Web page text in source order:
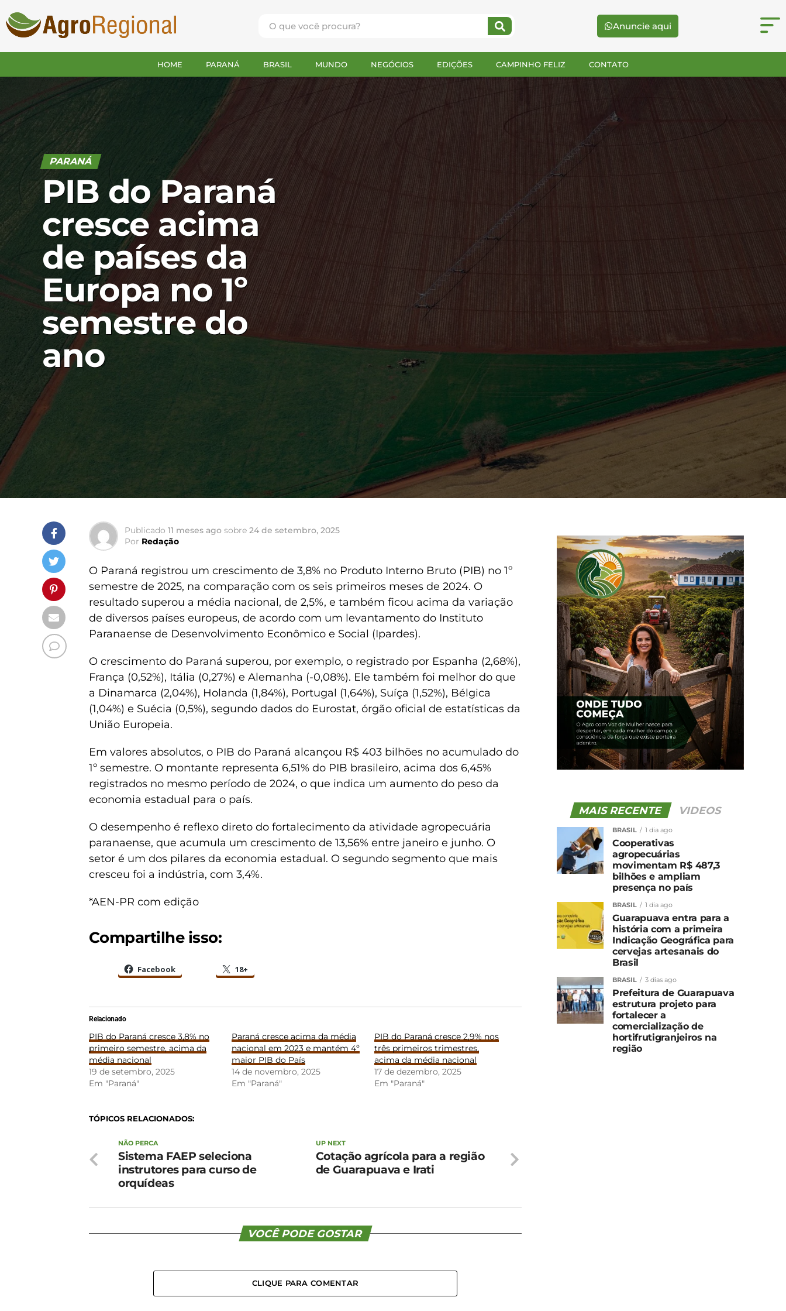
Anuncie aqui
HOME PARANÁ BRASIL MUNDO NEGÓCIOS EDIÇÕES CAMPINHO FELIZ CONTATO
PARANÁ
PIB do Paraná
cresce acima
de países da
Europa no 1º
semestre do
ano
Publicado 11 meses ago sobre 24 de setembro, 2025
Por Redação
O Paraná registrou um crescimento de 3,8% no Produto Interno Bruto (PIB) no 1º
semestre de 2025, na comparação com os seis primeiros meses de 2024. O
resultado superou a média nacional, de 2,5%, e também ficou acima da variação
de diversos países europeus, de acordo com um levantamento do Instituto
Paranaense de Desenvolvimento Econômico e Social (Ipardes).
O crescimento do Paraná superou, por exemplo, o registrado por Espanha (2,68%),
França (0,52%), Itália (0,27%) e Alemanha (-0,08%). Ele também foi melhor do que
a Dinamarca (2,04%), Holanda (1,84%), Portugal (1,64%), Suíça (1,52%), Bélgica
(1,04%) e Suécia (0,5%), segundo dados do Eurostat, órgão oficial de estatísticas da
União Europeia.
Em valores absolutos, o PIB do Paraná alcançou R$ 403 bilhões no acumulado do
1º semestre. O montante representa 6,51% do PIB brasileiro, acima dos 6,45%
registrados no mesmo período de 2024, o que indica um aumento do peso da
economia estadual para o país.
O desempenho é reflexo direto do fortalecimento da atividade agropecuária
paranaense, que acumula um crescimento de 13,56% entre janeiro e junho. O
setor é um dos pilares da economia estadual. O segundo segmento que mais
cresceu foi a indústria, com 3,4%.
*AEN-PR com edição
Compartilhe isso:
Facebook 18+
Relacionado
PIB do Paraná cresce 3,8% no
primeiro semestre, acima da
média nacional
19 de setembro, 2025
Em "Paraná"
Paraná cresce acima da média
nacional em 2023 e mantém 4º
maior PIB do País
14 de novembro, 2025
Em "Paraná"
PIB do Paraná cresce 2,9% nos
três primeiros trimestres,
acima da média nacional
17 de dezembro, 2025
Em "Paraná"
TÓPICOS RELACIONADOS:
UP NEXT
Cotação agrícola para a região
de Guarapuava e Irati
NÃO PERCA
Sistema FAEP seleciona
instrutores para curso de
orquídeas
VOCÊ PODE GOSTAR
CLIQUE PARA COMENTAR
MAIS RECENTE VIDEOS
BRASIL 1 dia ago
Cooperativas
agropecuárias
movimentam R$ 487,3
bilhões e ampliam
presença no país
BRASIL 1 dia ago
Guarapuava entra para a
história com a primeira
Indicação Geográfica para
cervejas artesanais do
Brasil
BRASIL 3 dias ago
Prefeitura de Guarapuava
estrutura projeto para
fortalecer a
comercialização de
hortifrutigranjeiros na
região